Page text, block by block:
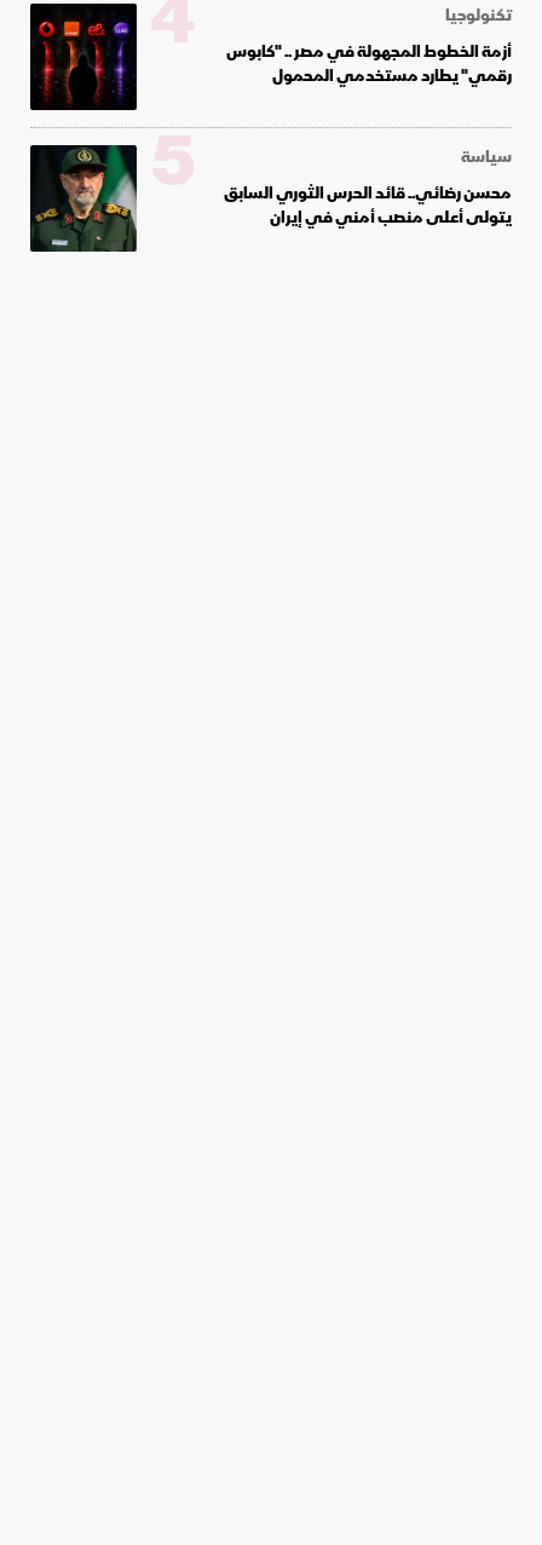
تكنولوجيا
أزمة الخطوط المجهولة في مصر .. "كابوس
رقمي" يطارد مستخدمي المحمول
سياسة
محسن رضائي.. قائد الحرس الثوري السابق
يتولى أعلى منصب أمني في إيران
5